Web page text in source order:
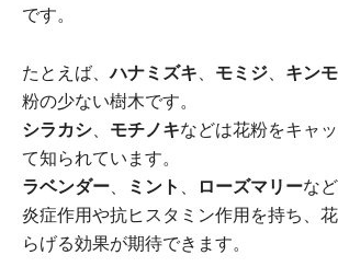
です。
たとえば、ハナミズキ モミジ キン
粉の少ない樹木です。
シラカシ
モチノキなどは花粉をキャ
て知られています。
ラベンダー
ミント ローズマリーな
炎症作用や抗ヒスタミン作用を持ち、
らげる効果が期待できます。